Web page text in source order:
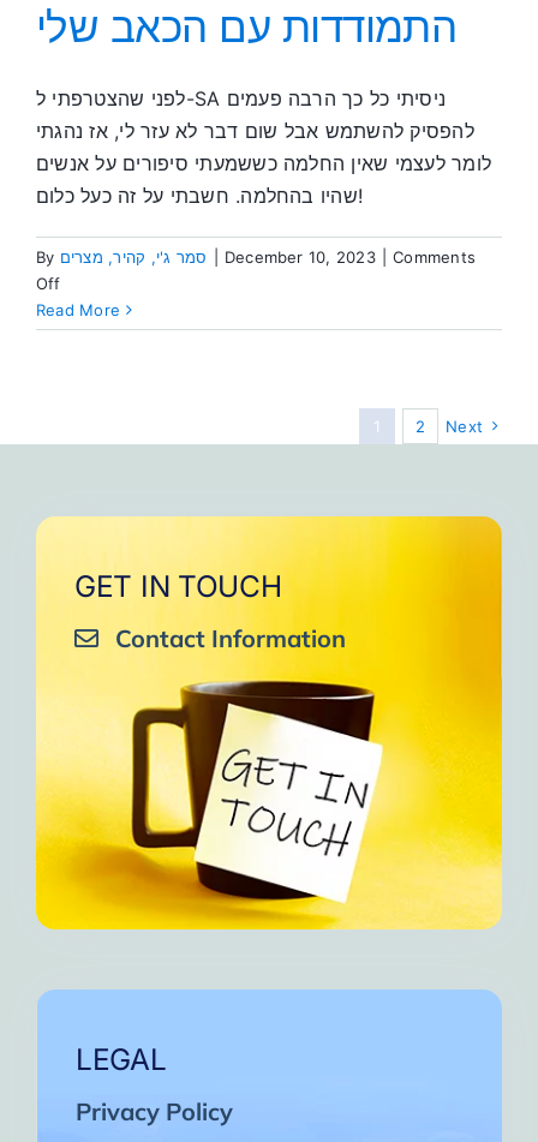
התמודדות עם הכאב שלי
לפני שהצטרפתי ל-SA ניסיתי כל כך הרבה פעמים
להפסיק להשתמש אבל שום דבר לא עזר לי, אז נהגתי
לומר לעצמי שאין החלמה כששמעתי סיפורים על אנשים
שהיו בהחלמה. חשבתי על זה כעל כלום!
By סמר ג'י, קהיר, מצרים December 10, 2023
Comments
Offon
התמודדות
עם
Read More
1 2 Next
GET IN TOUCH
Contact Information
LEGAL
Privacy Policy